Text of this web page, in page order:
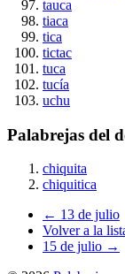
tauca
tiaca
tica
tictac
tuca
tucía
uchu
Palabrejas del
chiquita
chiquitica
← 13 de julio
Volver a la
15 de julio →